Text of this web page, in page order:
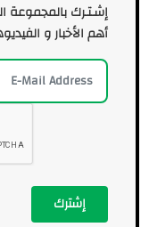
إشـتـرك بالمجموعة
أهم الأخبار و
إشترك